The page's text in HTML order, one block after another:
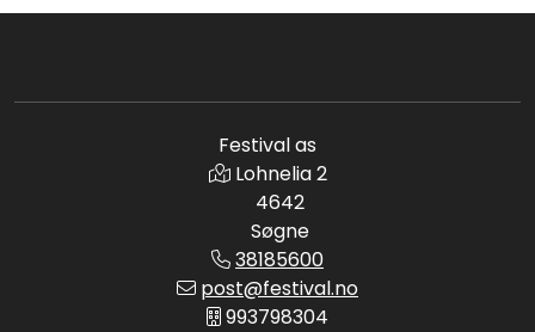
Festival as
Lohnelia 2
4642
Søgne
38185600
post@festival.no
993798304